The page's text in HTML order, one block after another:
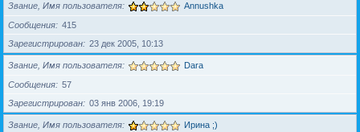
Звание, Имя пользователя Annushka
Сообщения
415
Зарегистрирован
23 дек 2005, 10:13
Звание, Имя пользователя Dara
Сообщения
57
Зарегистрирован
03 янв 2006, 19:19
Звание, Имя пользователя Ирина ;)